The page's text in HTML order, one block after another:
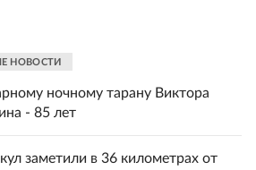
НОВОСТИ
ночному тарану Виктора
- 85 лет
заметили в 36 километрах от